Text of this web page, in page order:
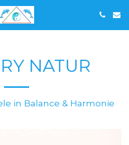
NATUR
in Balance & Harmonie